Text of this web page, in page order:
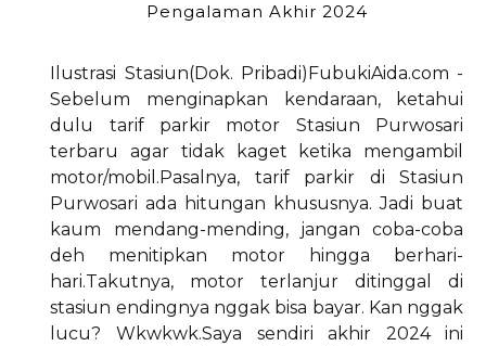
Pengalaman Akhir 2024
Ilustrasi Stasiun(Dok. Pribadi)FubukiAida.com -
Sebelum menginapkan kendaraan, ketahui
dulu tarif parkir motor Stasiun Purwosari
terbaru agar tidak kaget ketika mengambil
motor/mobil.Pasalnya, tarif parkir di Stasiun
Purwosari ada hitungan khususnya. Jadi buat
kaum mendang-mending, jangan coba-coba
deh menitipkan motor hingga berhari-
hari.Takutnya, motor terlanjur ditinggal di
stasiun endingnya nggak bisa bayar. Kan nggak
lucu? Wkwkwk.Saya sendiri akhir 2024 ini